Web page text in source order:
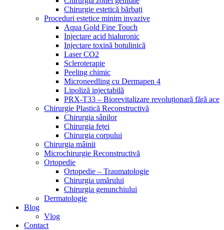
Chirurgie estetică bărbați
Proceduri estetice minim invazive
Aqua Gold Fine Touch
Injectare acid hialuronic
Injectare toxină botulinică
Laser CO2
Scleroterapie
Peeling chimic
Microneedling cu Dermapen 4
Lipoliză injectabilă
PRX-T33 – Biorevitalizare revoluționară fără ace
Chirurgie Plastică Reconstructivă
Chirurgia sânilor
Chirurgia feței
Chirurgia corpului
Chirurgia mâinii
Microchirurgie Reconstructivă
Ortopedie
Ortopedie – Traumatologie
Chirurgia umărului
Chirurgia genunchiului
Dermatologie
Blog
Vlog
Contact